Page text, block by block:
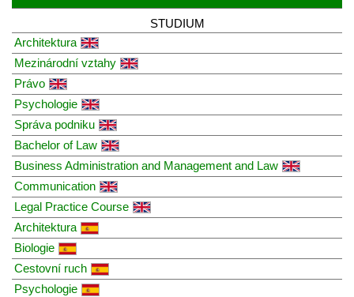
STUDIUM
Architektura
Mezinárodní vztahy
Právo
Psychologie
Správa podniku
Bachelor of Law
Business Administration and Management and Law
Communication
Legal Practice Course
Architektura
Biologie
Cestovní ruch
Psychologie